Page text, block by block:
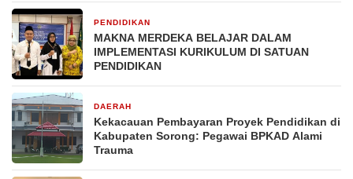
PENDIDIKAN
MAKNA MERDEKA BELAJAR DALAM
IMPLEMENTASI KURIKULUM DI SATUAN
PENDIDIKAN
DAERAH
Kekacauan Pembayaran Proyek Pendidikan di
Kabupaten Sorong: Pegawai BPKAD Alami
Trauma